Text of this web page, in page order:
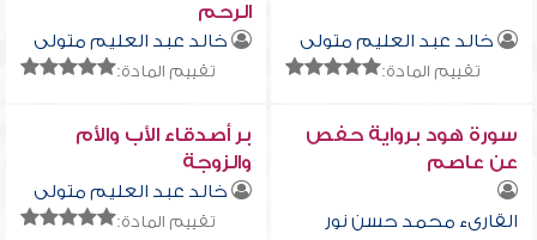
خالد عبد العليم متولى
تقييم المادة:
الرحم
خالد عبد العليم متولى
تقييم المادة:
سورة هود برواية حفص
عن عاصم
القارىء محمد حسن نور
بر أصدقاء الأب والأم
والزوجة
خالد عبد العليم متولى
تقييم المادة: